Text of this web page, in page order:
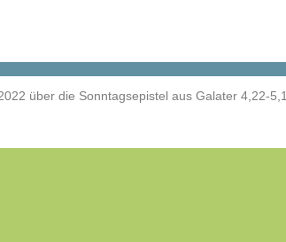
über die Sonntagsepistel aus Galater 4,22-5,1.